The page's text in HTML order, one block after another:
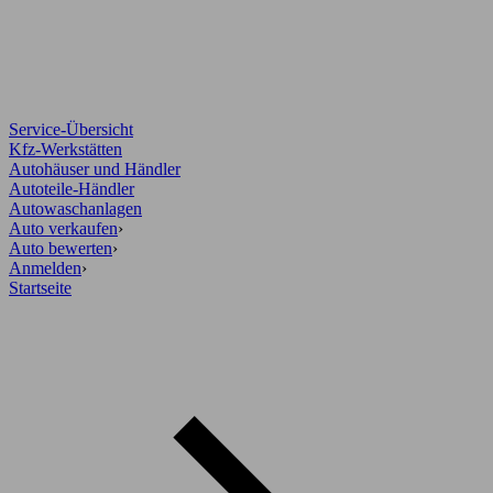
Service-Übersicht
Kfz-Werkstätten
Autohäuser und Händler
Autoteile-Händler
Autowaschanlagen
Auto verkaufen›
Auto bewerten›
Anmelden›
Startseite